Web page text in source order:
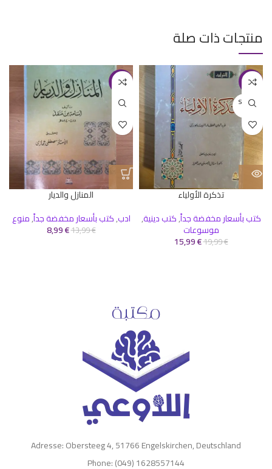
منتجات ذات صلة
-20%
SOLD O
UT
تذكرة الأولياء
كتب بأسعار مخفضة جداً,كتب دينية,
موسوعات
19,99€
15,99€
-36%
المنازل والديار
ادب,كتب بأسعار مخفضة جداً,منوع
13,99€
8,99€
Adresse: Obersteeg 4, 51766 Engelskirchen, Deutschland
Phone: (049) 1628557144